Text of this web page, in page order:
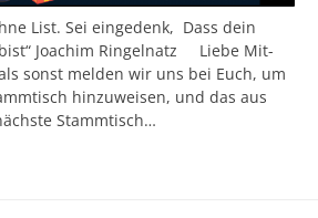
List. Sei eingedenk, Dass dein
Joachim Ringelnatz Liebe Mit-
sonst melden wir uns bei Euch, um
hinzuweisen, und das aus
Stammtisch…